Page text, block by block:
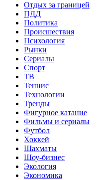
Отдых за границей
ПДД
Политика
Происшествия
Психология
Рынки
Сериалы
Спорт
ТВ
Теннис
Технологии
Тренды
Фигурное катание
Фильмы и сериалы
Футбол
Хоккей
Шахматы
Шоу-бизнес
Экология
Экономика